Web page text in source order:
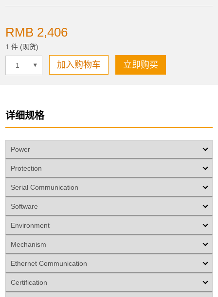
RMB 2,406
1 件 (现货)
加入购物车 立即购买
详细规格
Power
Protection
Serial Communication
Software
Environment
Mechanism
Ethernet Communication
Certification